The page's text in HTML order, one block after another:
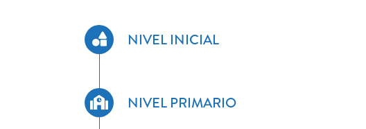
NIVEL INICIAL
NIVEL PRIMARIO